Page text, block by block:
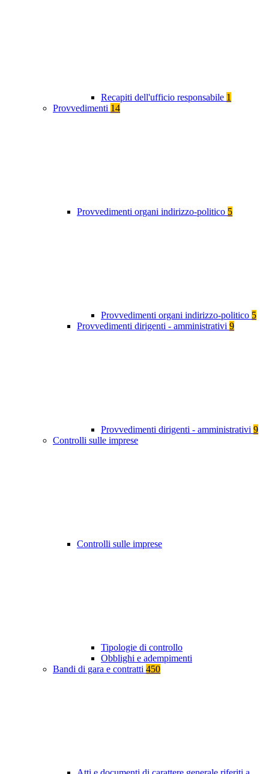
Recapiti dell'ufficio responsabile 1
Provvedimenti 14
Provvedimenti organi indirizzo-politico 5
Provvedimenti organi indirizzo-politico 5
Provvedimenti dirigenti - amministrativi 9
Provvedimenti dirigenti - amministrativi 9
Controlli sulle imprese
Controlli sulle imprese
Tipologie di controllo
Obblighi e adempimenti
Bandi di gara e contratti 450